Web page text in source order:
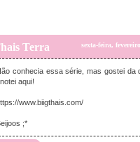
Terra sexta-feira,
conhecia essa série, mas gostei da
aqui!
www.biigthais.com/
;*